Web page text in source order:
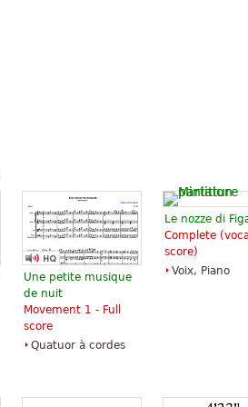
Une petite musique
de nuit
Movement 1 - Full
score
Quatuor à cordes
Le nozze di
Complete
score)
Voix, Piano